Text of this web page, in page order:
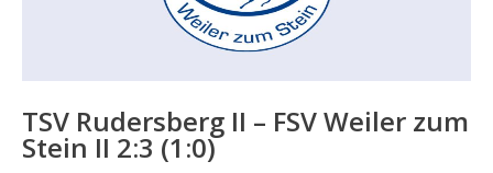
TSV Rudersberg II – FSV Weiler zum
Stein II 2:3 (1:0)